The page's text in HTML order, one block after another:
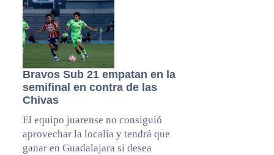
Bravos Sub 21 empatan en la
semifinal en contra de las
Chivas
El equipo juarense no consiguió
aprovechar la localía y tendrá que
ganar en Guadalajara si desea